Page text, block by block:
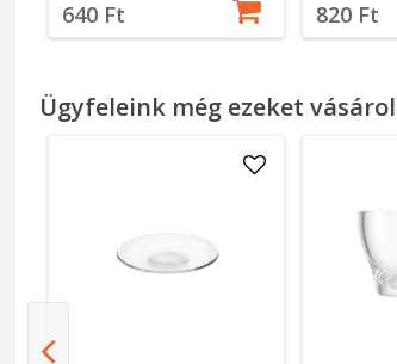
640 Ft 820 Ft
Ügyfeleink még ezeket